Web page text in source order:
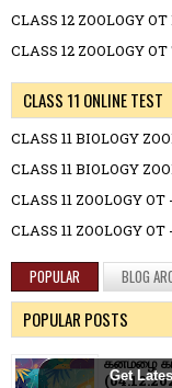
Get
CLASS 12 ZOOLOGY
CLASS 12 ZOOLOGY
CLASS 11 ONLINE TEST
CLASS 11 BIOLOGY
CLASS 11 BIOLOGY
CLASS 11 ZOOLOGY
CLASS 11 ZOOLOGY
POPULAR BLOG
POPULAR POSTS
கனமழை